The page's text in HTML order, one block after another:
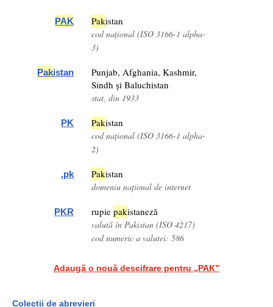
PAK Pakistan
cod național (ISO 3166-1 alpha-
3)
Pakistan
Punjab, Afghania, Kashmir,
Sindh și Baluchistan
stat, din 1933
PK Pakistan
cod național (ISO 3166-1 alpha-
2)
.pk Pakistan
domeniu național de internet
PKR rupiepakistaneză
valută în Pakistan (ISO 4217)
cod numeric a valutei: 586
Adaugă o nouă descifrare pentru „PAK”
Colecții de abrevieri